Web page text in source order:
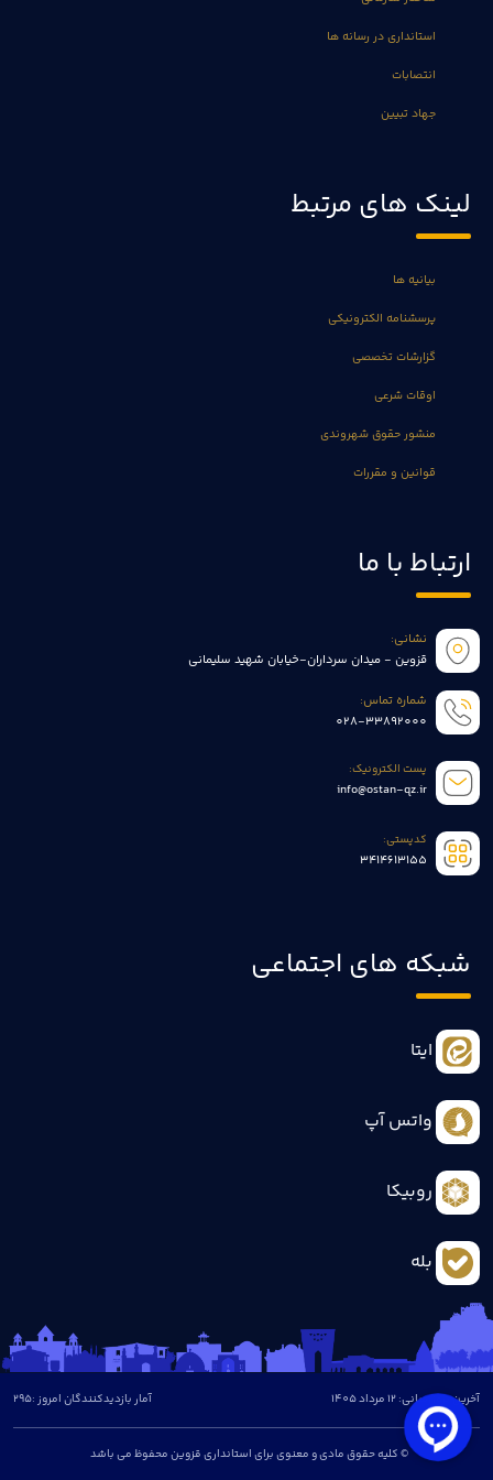
استانداری در رسانه ها
انتصابات
جهاد تبیین
لینک های مرتبط
بیانیه ها
پرسشنامه الکترونیکی
گزارشات تخصصی
اوقات شرعی
منشور حقوق شهروندی
قوانین و مقررات
ارتباط با ما
نشانی:
قزوین - میدان سرداران-خیابان شهید سلیمانی
شماره تماس:
028-33892000
پست الکترونیک:
info@ostan-qz.ir
کدپستی:
3414613155
شبکه های اجتماعی
ایتا
واتس آپ
روبیکا
بله
آخرین بروزرسانی: 12 مرداد 1405
© کلیه حقوق مادی و معنوی برای استانداری قزوین محفوظ می باشد
آمار بازدیدکنندگان امروز :295